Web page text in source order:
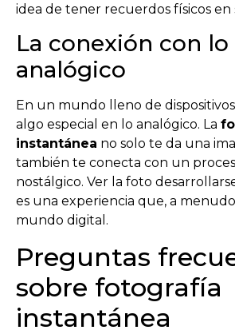
idea de tener recuerdos físicos en
La conexión con lo
analógico
En un mundo lleno de
algo especial en lo analógico. La
instantánea no solo te da una
también te conecta con un
nostálgico. Ver la foto
es una experiencia que, a
mundo digital.
Preguntas
sobre fotografía
instantánea